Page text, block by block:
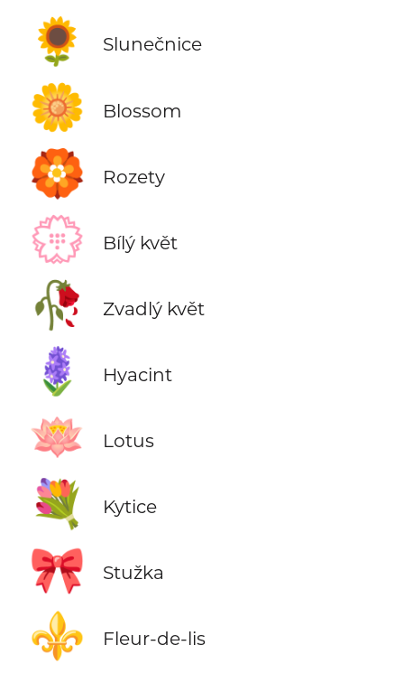
🌻 Slunečnice
🌼 Blossom
🏵️ Rozety
💮 Bílý květ
🥀 Zvadlý květ
🪻 Hyacint
🪷 Lotus
💐 Kytice
🎀 Stužka
⚜️ Fleur-de-lis